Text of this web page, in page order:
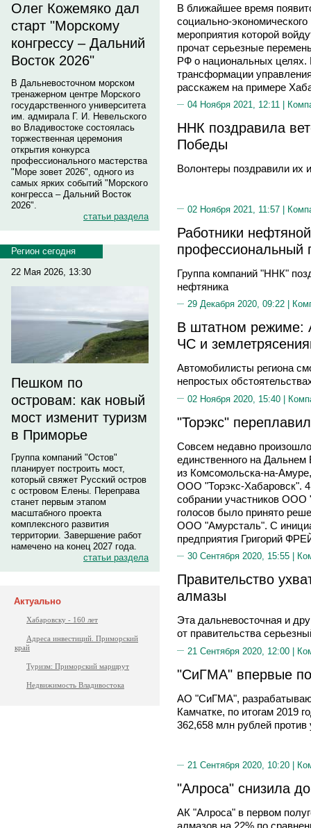
Олег Кожемяко дал
старт "Морскому
конгрессу – Дальний
Восток 2026"
В Дальневосточном морском
тренажерном центре Морского
государственного университета
им. адмирала Г. И. Невельского
во Владивостоке состоялась
торжественная церемония
открытия конкурса
профессионального мастерства
"Море зовет 2026", одного из
самых ярких событий "Морского
конгресса – Дальний Восток
2026".
статьи раздела
Регион сегодня
22 Мая 2026, 13:30
Пешком по
островам: как новый
мост изменит туризм
в Приморье
Группа компаний "Остов"
планирует построить мост,
который свяжет Русский остров
с островом Елены. Переправа
станет первым этапом
масштабного проекта
комплексного развития
территории. Завершение работ
намечено на конец 2027 года.
статьи раздела
Актуально
Хабаровску - 160 лет
Адреса инвестиций. Приморский
край
Туризм: Приморский маршрут
Недвижимость Владивостока
В ближайшее время
социально-
мероприятия которой
прочат серьезные
РФ о национальных целях.
трансформации
расскажем на примере
04 Ноября 2021, 12:11 |
ННК поздравила
Победы
Волонтеры поздравили их
02 Ноября 2021, 11:57 |
Работники
профессиональный
Группа компаний "ННК"
нефтяника
29 Декабря 2020, 09:22 |
В штатном режиме:
ЧС и
Автомобилисты региона
непростых
02 Ноября 2020, 15:40 |
"Торэкс"
Совсем недавно
единственного на Дальнем
из Комсомольска-на-
ООО "Торэкс-Хабаровск". 4
собрании участников ООО
голосов было принято
ООО "Амурсталь". С
предприятия Григорий
30 Сентября 2020, 15:55 |
Правительство
алмазы
Эта дальневосточная и
от правительства
21 Сентября 2020, 12:00 |
"СиГМА" впервые
АО "СиГМА",
Камчатке, по итогам 2019
362,658 млн рублей
21 Сентября 2020, 10:20 |
"Алроса" снизила
АК "Алроса" в первом
алмазов на 22% по